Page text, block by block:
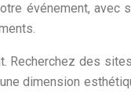
événement,
Recherchez des
dimension